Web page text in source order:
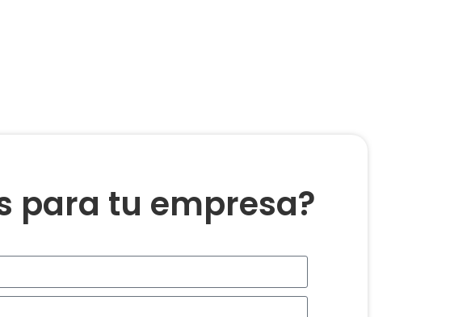
para tu empresa?